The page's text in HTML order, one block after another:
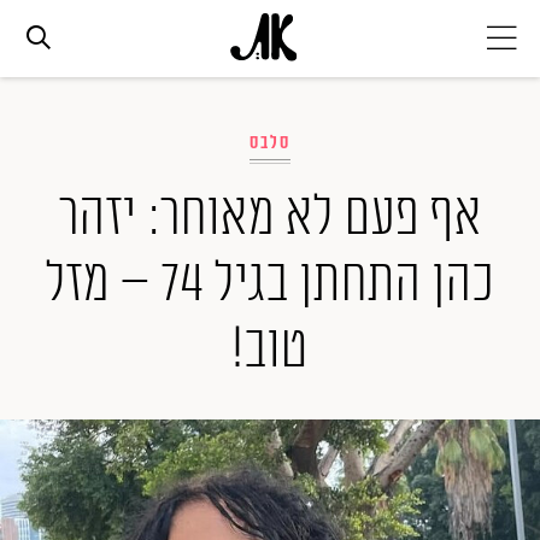
אופנה
ביוטי
סלבס
ערוצים נוספים
המגזין
סלבס
אף פעם לא מאוחר: יזהר
כהן התחתן בגיל 74 – מזל
טוב!